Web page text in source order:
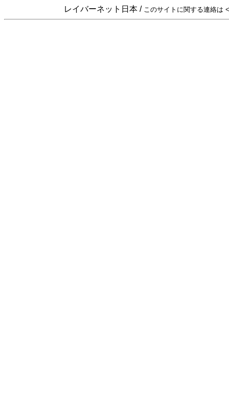
レイバーネット日本 / このサイトに関する連絡は